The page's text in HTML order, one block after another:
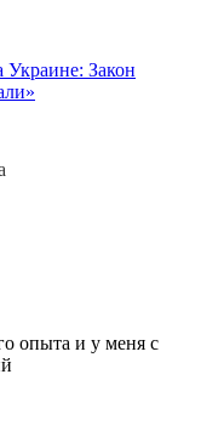
Украине: Закон
опыта и у меня с